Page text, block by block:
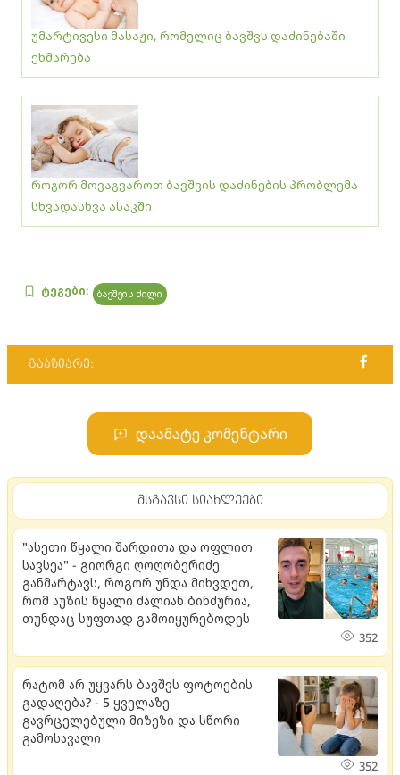
უმარტივესი მასაჟი, რომელიც ბავშვს დაძინებაში
ეხმარება
როგორ მოვაგვაროთ ბავშვის დაძინების პრობლემა
სხვადასხვა ასაკში
ტეგები: ბავშვის ძილი
გააზიარე:
დაამატე კომენტარი
მსგავსი სიახლეები
"ასეთი წყალი შარდითა და ოფლით
სავსეა" - გიორგი ღოღობერიძე
განმარტავს, როგორ უნდა მიხვდეთ,
რომ აუზის წყალი ძალიან ბინძურია,
თუნდაც სუფთად გამოიყურებოდეს
352
რატომ არ უყვარს ბავშვს ფოტოების
გადაღება? - 5 ყველაზე
გავრცელებული მიზეზი და სწორი
გამოსავალი
352